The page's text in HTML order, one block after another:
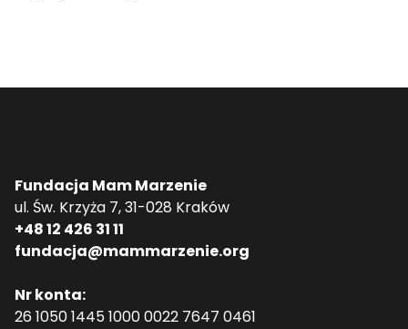
Fundacja Mam Marzenie
ul. Św. Krzyża 7, 31-028 Kraków
+48 12 426 31 11
fundacja@mammarzenie.org
Nr konta:
26 1050 1445 1000 0022 7647 0461